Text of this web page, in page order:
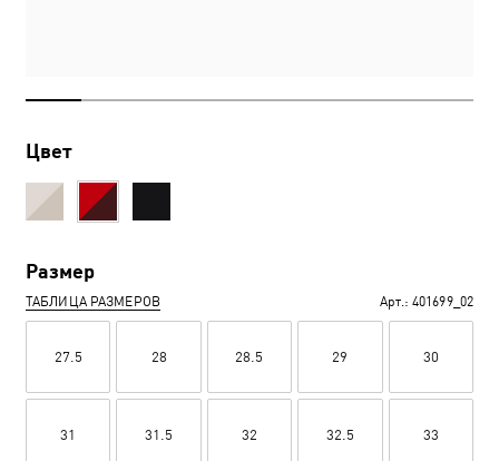
Цвет
Размер
ТАБЛИЦА РАЗМЕРОВ Арт.: 401699_02
27.5 28 28.5 29 30
31 31.5 32 32.5 33